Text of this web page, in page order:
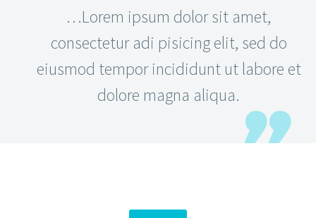
…Lorem ipsum dolor sit amet,
consectetur adi pisicing elit, sed do
eiusmod tempor incididunt ut labore et
dolore magna aliqua.